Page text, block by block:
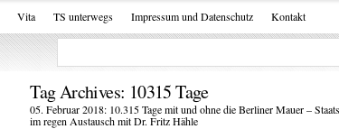
Vita TS unterwegs Impressum und Datenschutz Kontakt
Tag Archives: 10315 Tage
05. Februar 2018: 10.315 Tage mit und ohne die Berliner Mauer –
im regen Austausch mit Dr. Fritz Hähle